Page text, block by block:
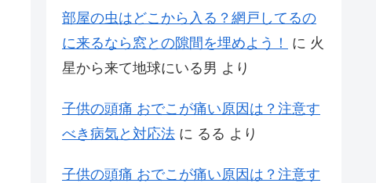
部屋の虫はどこから入る？網戸してるの
に来るなら窓との隙間を埋めよう！
に 火
星から来て地球にいる男 より
子供の頭痛 おでこが痛い原因は？注意す
べき病気と対応法 に るる より
子供の頭痛 おでこが痛い原因は？注意す